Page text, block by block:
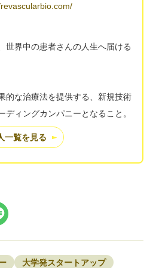
世界中の患者さんの人生へ届ける
的な治療法を提供する、新規技術
ディングカンパニーとなること。
一覧を見る
大学発スタートアップ